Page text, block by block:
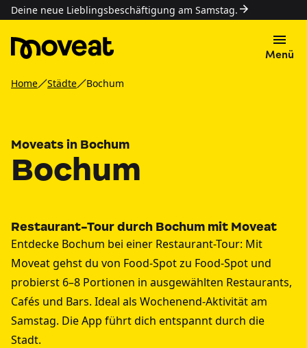
Deine neue Lieblingsbeschäftigung am Samstag.
Menü
Home Städte Bochum
Moveats in Bochum
Bochum
Restaurant-Tour durch Bochum mit Moveat
Entdecke Bochum bei einer Restaurant-Tour: Mit
Moveat gehst du von Food-Spot zu Food-Spot und
probierst 6–8 Portionen in ausgewählten Restaurants,
Cafés und Bars. Ideal als Wochenend-Aktivität am
Samstag. Die App führt dich entspannt durch die
Stadt.